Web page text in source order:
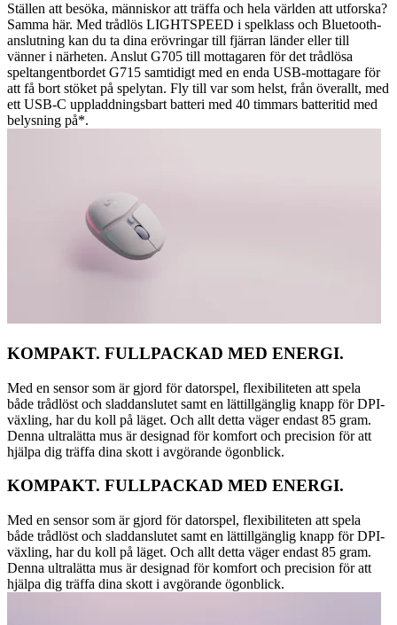
Ställen att besöka, människor att träffa och hela världen att utforska?
Samma här. Med trådlös LIGHTSPEED i spelklass och Bluetooth-
anslutning kan du ta dina erövringar till fjärran länder eller till
vänner i närheten. Anslut G705 till mottagaren för det trådlösa
speltangentbordet G715 samtidigt med en enda USB-mottagare för
att få bort stöket på spelytan. Fly till var som helst, från överallt, med
ett USB-C uppladdningsbart batteri med 40 timmars batteritid med
belysning på*.
KOMPAKT. FULLPACKAD MED ENERGI.
Med en sensor som är gjord för datorspel, flexibiliteten att spela
både trådlöst och sladdanslutet samt en lättillgänglig knapp för DPI-
växling, har du koll på läget. Och allt detta väger endast 85 gram.
Denna ultralätta mus är designad för komfort och precision för att
hjälpa dig träffa dina skott i avgörande ögonblick.
KOMPAKT. FULLPACKAD MED ENERGI.
Med en sensor som är gjord för datorspel, flexibiliteten att spela
både trådlöst och sladdanslutet samt en lättillgänglig knapp för DPI-
växling, har du koll på läget. Och allt detta väger endast 85 gram.
Denna ultralätta mus är designad för komfort och precision för att
hjälpa dig träffa dina skott i avgörande ögonblick.